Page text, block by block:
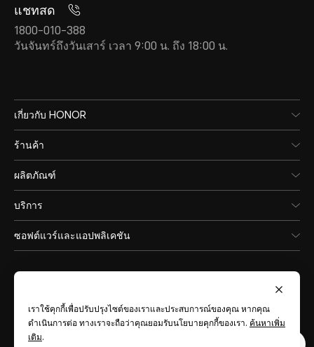
แชทสด
1800-010-388
วันจันทร์ถึงวันเสาร์ เวลา 9:00 น. ถึง 18:00 น.
เกี่ยวกับ HONOR
ร้านค้า
ผลิตภัณฑ์
บริการ
ซอฟต์แวร์และแอปพลิเคชัน
Thailand (ไทย)
เราใช้คุกกี้เพื่อปรับปรุงไซต์ของเราและประสบการณ์ของคุณ หากคุณ
ดำเนินการต่อ ทางเราจะถือว่าคุณยอมรับนโยบายคุกกี้ของเรา. ค้นหาเพิ่ม
เติม.